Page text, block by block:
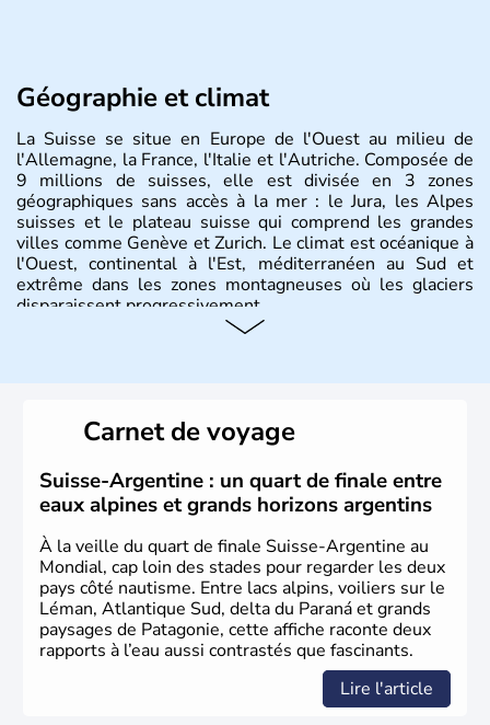
Géographie et climat
La Suisse se situe en Europe de l'Ouest au milieu de
l'Allemagne, la France, l'Italie et l'Autriche. Composée de
9 millions de suisses, elle est divisée en 3 zones
géographiques sans accès à la mer : le Jura, les Alpes
suisses et le plateau suisse qui comprend les grandes
villes comme Genève et Zurich. Le climat est océanique à
l'Ouest, continental à l'Est, méditerranéen au Sud et
extrême dans les zones montagneuses où les glaciers
disparaissent progressivement.
féodal marque la naissance de la Suisse sous la forme
d'une alliance composée de plusieurs cantons. L'Etat
fédéral n'est créé qu'en 1848 et signe l'abolition des
frontières, ainsi que l'établissement d'une monnaie
unique et d'une armée. La première constitution est
rédigée à la même année, le droit de référendum est
ajouté 26 ans plus tard.
Carnet de voyage
Suisse-Argentine : un quart de finale entre
eaux alpines et grands horizons argentins
À la veille du quart de finale Suisse-Argentine au
Mondial, cap loin des stades pour regarder les deux
pays côté nautisme. Entre lacs alpins, voiliers sur le
Léman, Atlantique Sud, delta du Paraná et grands
paysages de Patagonie, cette affiche raconte deux
rapports à l’eau aussi contrastés que fascinants.
Lire l'article